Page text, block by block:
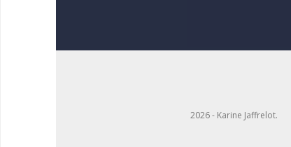
2026 - Karine Jaffrelot.